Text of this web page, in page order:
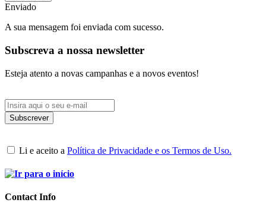
Enviado
A sua mensagem foi enviada com sucesso.
Subscreva a nossa newsletter
Esteja atento a novas campanhas e a novos eventos!
Li e aceito a Política de Privacidade e os Termos de Uso.
Contact Info